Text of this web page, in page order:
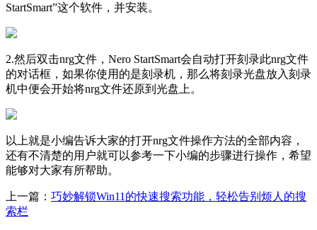
StartSmart”这个软件，并安装。
2.然后双击nrg文件，Nero StartSmart会自动打开刻录此nrg文件
的对话框，如果你使用的是刻录机，那么将刻录光盘放入刻录
机中便会开始将nrg文件还原到光盘上。
以上就是小编告诉大家的打开nrg文件操作方法的全部内容，
还有不清楚的用户就可以参考一下小编的步骤进行操作，希望
能够对大家有所帮助。
上一篇： 巧妙解锁Win11的快速搜索功能，轻松告别烦人的搜
索栏